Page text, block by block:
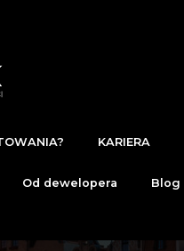
KARIERA
Od dewelopera Blog